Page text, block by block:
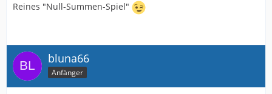
Reines "Null-Summen-Spiel"
bluna66
Anfänger